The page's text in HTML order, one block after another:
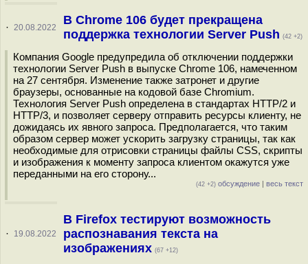
· 20.08.2022
В Chrome 106 будет прекращена
поддержка технологии Server Push (42 +2)
Компания Google предупредила об отключении поддержки
технологии Server Push в выпуске Chrome 106, намеченном
на 27 сентября. Изменение также затронет и другие
браузеры, основанные на кодовой базе Chromium.
Технология Server Push определена в стандартах HTTP/2 и
HTTP/3, и позволяет серверу отправить ресурсы клиенту, не
дожидаясь их явного запроса. Предполагается, что таким
образом сервер может ускорить загрузку страницы, так как
необходимые для отрисовки страницы файлы CSS, скрипты
и изображения к моменту запроса клиентом окажутся уже
переданными на его сторону...
(42 +2) обсуждение | весь текст
· 19.08.2022
В Firefox тестируют возможность
распознавания текста на
изображениях (67 +12)